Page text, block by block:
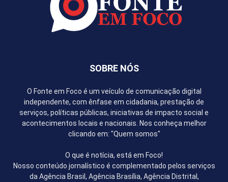
SOBRE NÓS
O Fonte em Foco é um veículo de comunicação digital
independente, com ênfase em cidadania, prestação de
serviços, políticas públicas, iniciativas de impacto social e
acontecimentos locais e nacionais. Nos conheça melhor
clicando em: "Quem somos"
O que é notícia, está em Foco!
Nosso conteúdo jornalístico é complementado pelos serviços
da Agência Brasil, Agência Brasília, Agência Distrital,